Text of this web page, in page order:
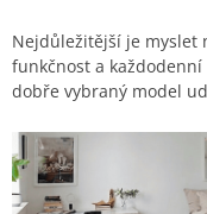
Nejdůležitější je myslet
funkčnost a
dobře vybraný model